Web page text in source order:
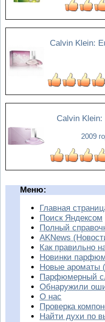
Calvin Klein:
Calvin Klein:
2009
Меню:
Главная
Поиск Яндексом
Полный
AKNews
Как правильно
Новинки
Новые ароматы
Парфюмерный
Обнаружили
О нас
Проверка
Найти духи по